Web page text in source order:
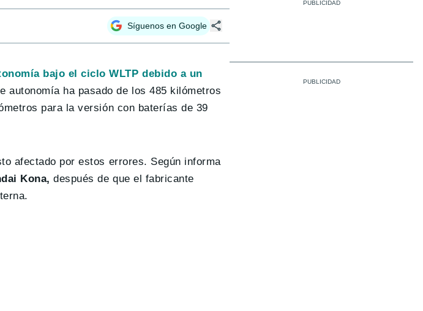
Síguenos en Google
bajo el ciclo WLTP debido a un
autonomía ha pasado de los 485 kilómetros
para la versión con baterías de 39
afectado por estos errores. Según informa
Kona, después de que el fabricante